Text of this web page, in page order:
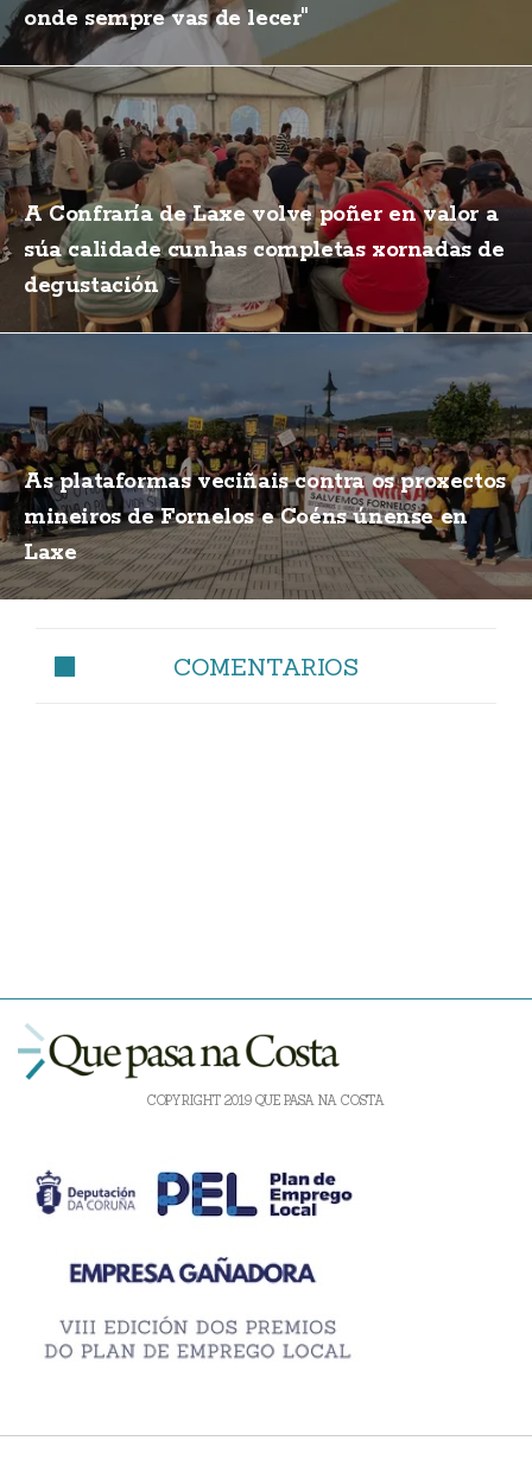
onde sempre vas de lecer"
A Confraría de Laxe volve poñer en valor a
súa calidade cunhas completas xornadas de
degustación
As plataformas veciñais contra os proxectos
mineiros de Fornelos e Coéns únense en
Laxe
COMENTARIOS
COPYRIGHT 2019 QUE PASA NA COSTA